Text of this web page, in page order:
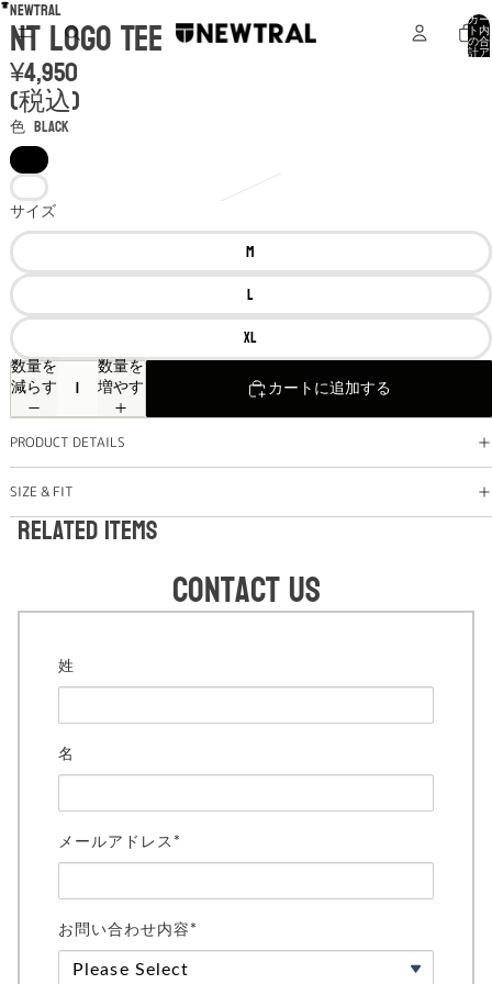
カー
ト内
の合
計ア
イテ
NEWTRAL
NT Logo Tee
¥4,950
(税込)
色 BLACK
サイズ
M
L
XL
数量を
減らす
数量を
増やす カートに追加する
PRODUCT DETAILS
SIZE & FIT
Related items
Contact us
姓
名
メールアドレス*
お問い合わせ内容*